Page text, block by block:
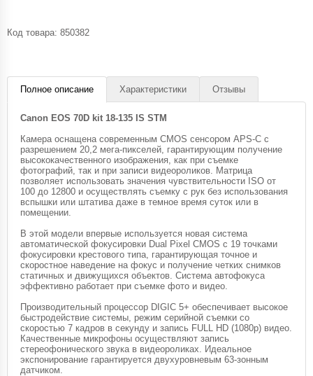
Код товара: 850382
Полное описание Характеристики Отзывы
Canon EOS 70D kit 18-135 IS STM
Камера оснащена современным CMOS сенсором APS-C с
разрешением 20,2 мега-пикселей, гарантирующим получение
высококачественного изображения, как при съемке
фотографий, так и при записи видеороликов. Матрица
позволяет использовать значения чувствительности ISO от
100 до 12800 и осуществлять съемку с рук без использования
вспышки или штатива даже в темное время суток или в
помещении.
В этой модели впервые используется новая система
автоматической фокусировки Dual Pixel CMOS с 19 точками
фокусировки крестового типа, гарантирующая точное и
скоростное наведение на фокус и получение четких снимков
статичных и движущихся объектов. Система автофокуса
эффективно работает при съемке фото и видео.
Производительный процессор DIGIC 5+ обеспечивает высокое
быстродействие системы, режим серийной съемки со
скоростью 7 кадров в секунду и запись FULL HD (1080p) видео.
Качественные микрофоны осуществляют запись
стереофонического звука в видеороликах. Идеальное
экспонирование гарантируется двухуровневым 63-зонным
датчиком.